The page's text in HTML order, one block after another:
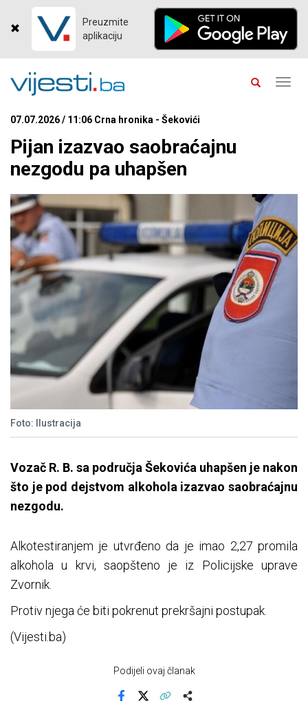
Preuzmite
aplikaciju
07.07.2026 / 11:06 Crna hronika - Šekovići
Pijan izazvao saobraćajnu
nezgodu pa uhapšen
Foto: Ilustracija
Vozač R. B. sa područja Šekovića uhapšen je nakon
što je pod dejstvom alkohola izazvao saobraćajnu
nezgodu.
Alkotestiranjem je utvrđeno da je imao 2,27 promila
alkohola u krvi, saopšteno je iz Policijske uprave
Zvornik.
Protiv njega će biti pokrenut prekršajni postupak.
(Vijesti.ba)
Podijeli ovaj članak